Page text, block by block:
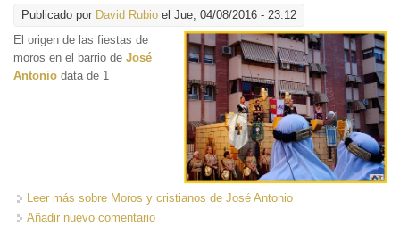
Publicado por David Rubio el Jue, 04/08/2016 - 23:12
El origen de las fiestas de
moros en el barrio de José
Antonio data de 1
Leer más sobre Moros y cristianos de José Antonio
Añadir nuevo comentario